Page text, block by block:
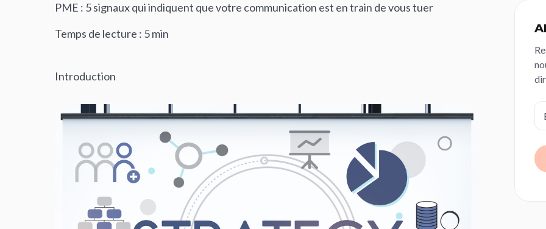
PME : 5 signaux qui indiquent que votre communication est en train de vous tuer
Temps de lecture : 5 min
Introduction